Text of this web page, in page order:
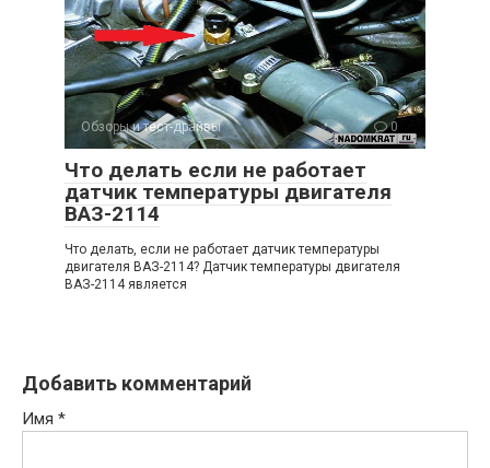
Обзоры и тест-драйвы 0
Что делать если не работает
датчик температуры двигателя
ВАЗ-2114
Что делать, если не работает датчик температуры
двигателя ВАЗ-2114? Датчик температуры двигателя
ВАЗ-2114 является
Добавить комментарий
Имя *